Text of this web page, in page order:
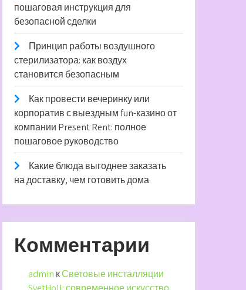
пошаговая инструкция для
безопасной сделки
Принцип работы воздушного
стерилизатора: как воздух
становится безопасным
Как провести вечеринку или
корпоратив с выездным fun-казино от
компании Present Rent: полное
пошаговое руководство
Какие блюда выгоднее заказать
на доставку, чем готовить дома
Комментарии
admin кСветовые инсталляции